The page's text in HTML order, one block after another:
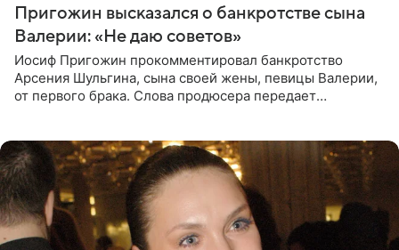
Пригожин высказался о банкротстве сына
Валерии: «Не даю советов»
Иосиф Пригожин прокомментировал банкротство
Арсения Шульгина, сына своей жены, певицы Валерии,
от первого брака. Слова продюсера передает